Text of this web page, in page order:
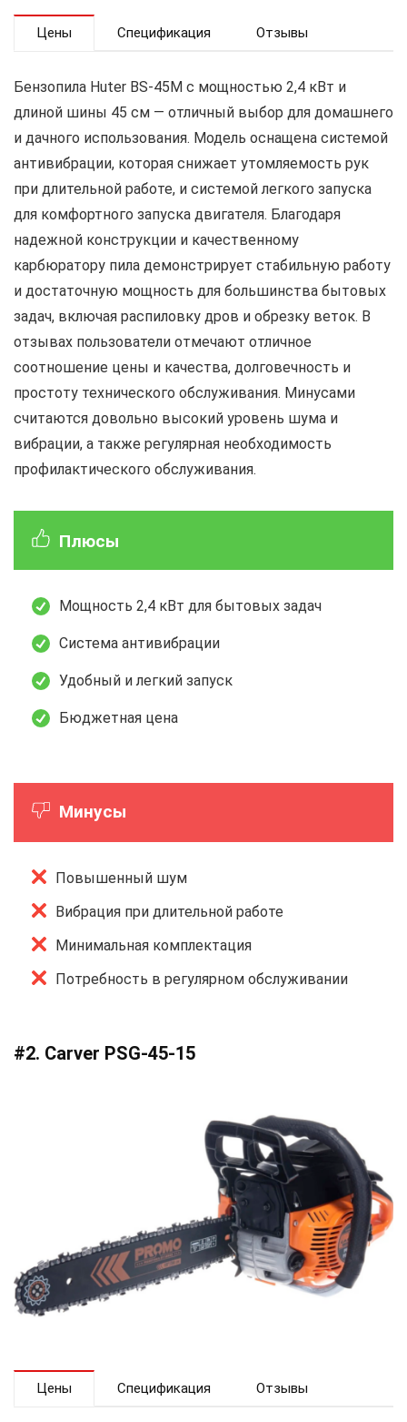
Цены Спецификация Отзывы
Бензопила Huter BS-45M с мощностью 2,4 кВт и
длиной шины 45 см — отличный выбор для домашнего
и дачного использования. Модель оснащена системой
антивибрации, которая снижает утомляемость рук
при длительной работе, и системой легкого запуска
для комфортного запуска двигателя. Благодаря
надежной конструкции и качественному
карбюратору пила демонстрирует стабильную работу
и достаточную мощность для большинства бытовых
задач, включая распиловку дров и обрезку веток. В
отзывах пользователи отмечают отличное
соотношение цены и качества, долговечность и
простоту технического обслуживания. Минусами
считаются довольно высокий уровень шума и
вибрации, а также регулярная необходимость
профилактического обслуживания.
Плюсы
Мощность 2,4 кВт для бытовых задач
Система антивибрации
Удобный и легкий запуск
Бюджетная цена
Минусы
Повышенный шум
Вибрация при длительной работе
Минимальная комплектация
Потребность в регулярном обслуживании
#2. Carver PSG-45-15
Цены Спецификация Отзывы